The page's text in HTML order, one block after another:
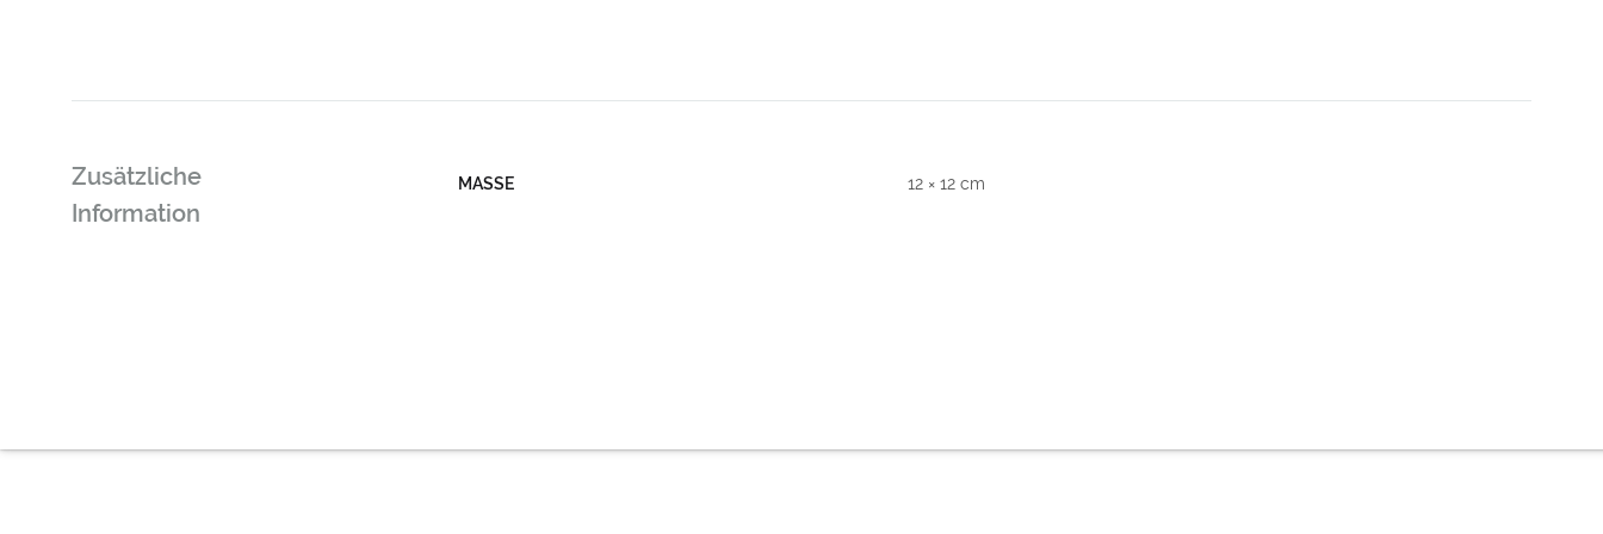
Zusätzliche
Information
MASSE 12 × 12 cm